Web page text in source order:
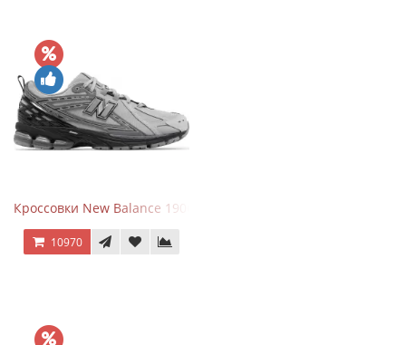
Кроссовки New Balance 1906R Brighton Grey
10970